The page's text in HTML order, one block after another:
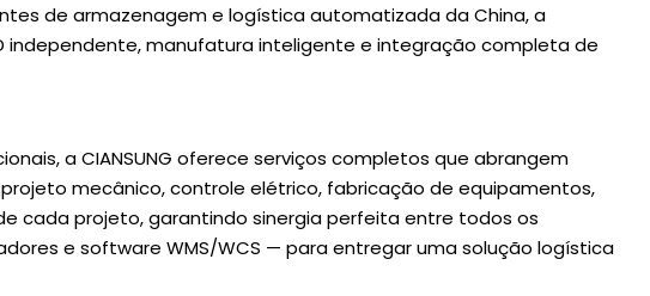
piso: basta instalá-lo
padrão, economizando
produtos
eletrônicos e outras
de armazenagem e logística automatizada da China, a
independente, manufatura inteligente e integração completa de
a CIANSUNG oferece serviços completos que abrangem
mecânico, controle elétrico, fabricação de equipamentos,
cada projeto, garantindo sinergia perfeita entre todos os
e software WMS/WCS — para entregar uma solução logística